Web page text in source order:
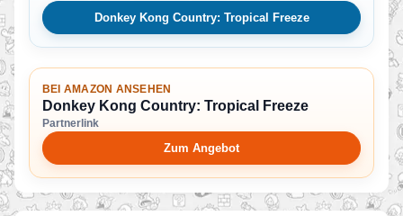
Donkey Kong Country: Tropical Freeze
BEI AMAZON ANSEHEN
Donkey Kong Country: Tropical Freeze
Partnerlink
Zum Angebot